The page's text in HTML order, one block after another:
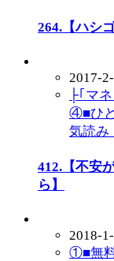
264.【ハシ
2017-
├｢マ
④■ひと
気読み
412.【不安
ら】
2018-
①■無